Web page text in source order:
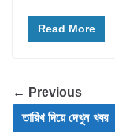
Read More
← Previous
তারিখ দিয়ে দেখুন খবর